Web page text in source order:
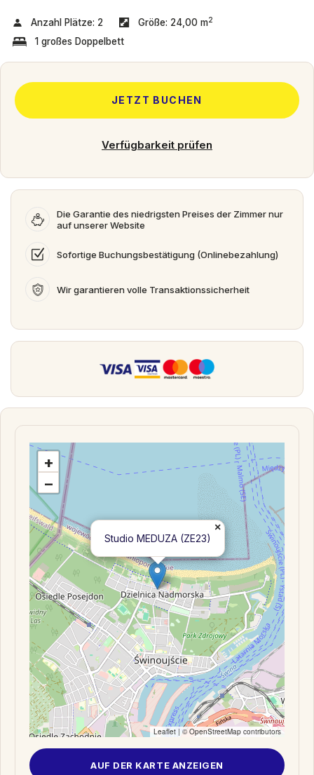
Anzahl Plätze: 2 Größe: 24,00 m2
1 großes Doppelbett
JETZT BUCHEN
Verfügbarkeit prüfen
Die Garantie des niedrigsten Preises der Zimmer nur
auf unserer Website
Sofortige Buchungsbestätigung (Onlinebezahlung)
Wir garantieren volle Transaktionssicherheit
Studio MEDUZA (ZE23)
×
+
−
Leaflet | ©OpenStreetMap contributors
AUF DER KARTE ANZEIGEN